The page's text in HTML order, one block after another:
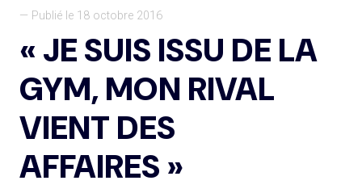
— Publié le 18 octobre 2016
« JE SUIS ISSU DE LA
GYM, MON RIVAL
VIENT DES
AFFAIRES »